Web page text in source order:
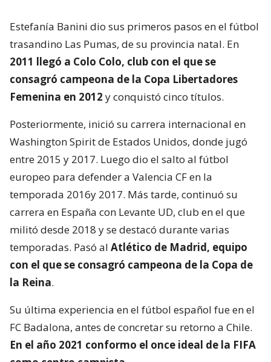
Estefanía Banini dio sus primeros pasos en el fútbol
trasandino Las Pumas, de su provincia natal. En
2011 llegó a Colo Colo, club con el que se
consagró campeona de la Copa Libertadores
Femenina en 2012 y conquistó cinco títulos.
Posteriormente, inició su carrera internacional en
Washington Spirit de Estados Unidos, donde jugó
entre 2015 y 2017. Luego dio el salto al fútbol
europeo para defender a Valencia CF en la
temporada 2016y 2017. Más tarde, continuó su
carrera en España con Levante UD, club en el que
militó desde 2018 y se destacó durante varias
temporadas. Pasó al Atlético de Madrid, equipo
con el que se consagró campeona de la Copa de
la Reina.
Su última experiencia en el fútbol español fue en el
FC Badalona, antes de concretar su retorno a Chile.
En el año 2021 conformo el once ideal de la FIFA